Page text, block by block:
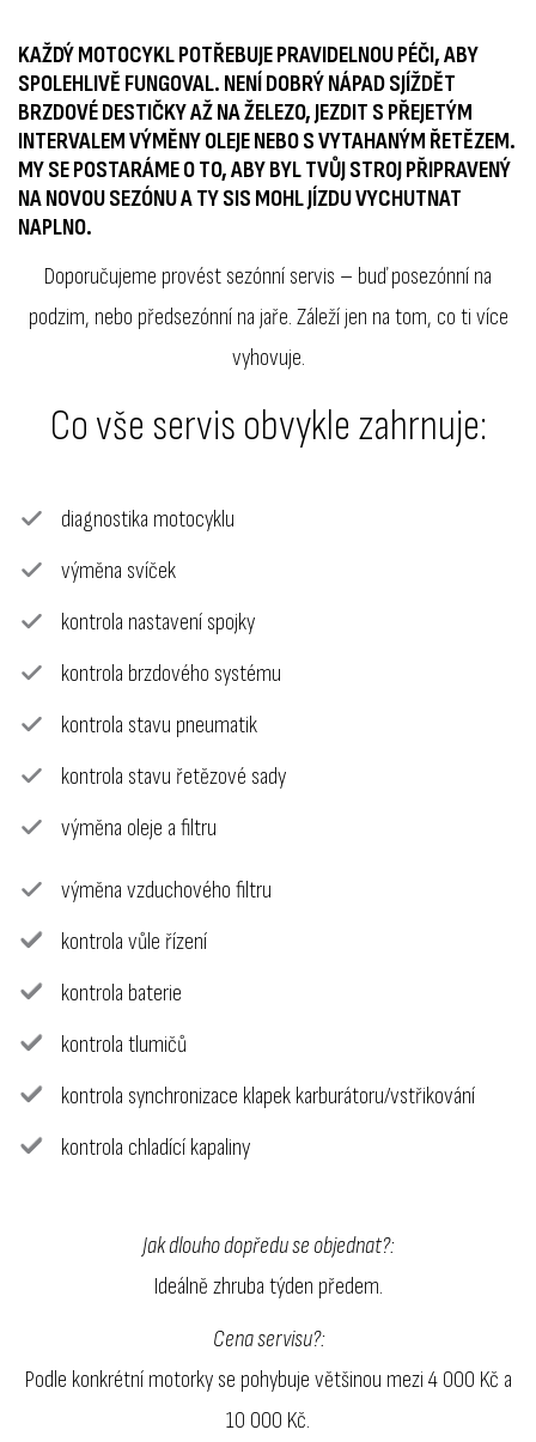
KAŽDÝ MOTOCYKL POTŘEBUJE PRAVIDELNOU PÉČI, ABY
SPOLEHLIVĚ FUNGOVAL. NENÍ DOBRÝ NÁPAD SJÍŽDĚT
BRZDOVÉ DESTIČKY AŽ NA ŽELEZO, JEZDIT S PŘEJETÝM
INTERVALEM VÝMĚNY OLEJE NEBO S VYTAHANÝM ŘETĚZEM.
MY SE POSTARÁME O TO, ABY BYL TVŮJ STROJ PŘIPRAVENÝ
NA NOVOU SEZÓNU A TY SIS MOHL JÍZDU VYCHUTNAT
NAPLNO.
Doporučujeme provést sezónní servis – buď posezónní na
podzim, nebo předsezónní na jaře. Záleží jen na tom, co ti více
vyhovuje.
Co vše servis obvykle zahrnuje:
diagnostika motocyklu
výměna svíček
kontrola nastavení spojky
kontrola brzdového systému
kontrola stavu pneumatik
kontrola stavu řetězové sady
výměna oleje a filtru
výměna vzduchového filtru
kontrola vůle řízení
kontrola baterie
kontrola tlumičů
kontrola synchronizace klapek karburátoru/vstřikování
kontrola chladící kapaliny
Jak dlouho dopředu se objednat?:
Ideálně zhruba týden předem.
Cena servisu?:
Podle konkrétní motorky se pohybuje většinou mezi 4 000 Kč a
10 000 Kč.